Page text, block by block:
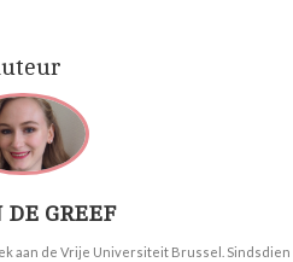
DE GREEF
aan de Vrije Universiteit Brussel. Sindsdien